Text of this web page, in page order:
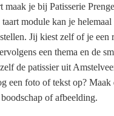
maak je bij Patisserie
module kan je helemaal
Jij kiest zelf of je een
een thema en de
de patissier uit
een foto of tekst op? Maak
of afbeelding.